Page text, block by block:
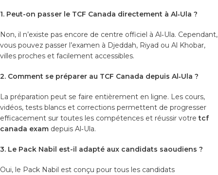
1. Peut-on passer le TCF Canada directement à Al‑Ula ?
Non, il n’existe pas encore de centre officiel à Al‑Ula. Cependant,
vous pouvez passer l’examen à Djeddah, Riyad ou Al Khobar,
villes proches et facilement accessibles.
2. Comment se préparer au TCF Canada depuis Al‑Ula ?
La préparation peut se faire entièrement en ligne. Les cours,
vidéos, tests blancs et corrections permettent de progresser
efficacement sur toutes les compétences et réussir votretcf
canada exam depuis Al‑Ula.
3. Le Pack Nabil est-il adapté aux candidats saoudiens ?
Oui, le Pack Nabil est conçu pour tous les candidats